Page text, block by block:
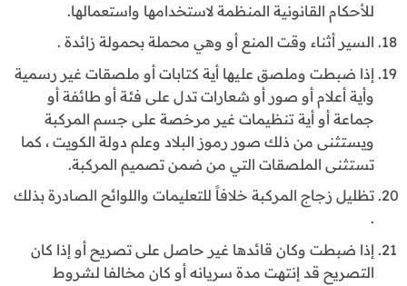
للأحكام القانونية المنظمة لاستخدامها واستعمالها.
السير أثناء وقت المنع أو وهي محملة بحمولة زائدة .
إذا ضبطت وملصق عليها أية كتابات أو ملصقات غير رسمية
وأية أعلام أو صور أو شعارات تدل على فئة أو طائفة أو
جماعة أو أية تنظيمات غير مرخصة على جسم المركبة
ويستثنى من ذلك صور رموز البلاد وعلم دولة الكويت ، كما
تستثنى الملصقات التي من ضمن تصميم المركبة.
تظليل زجاج المركبة خلافاً للتعليمات واللوائح الصادرة بذلك
.
إذا ضبطت وكان قائدها غير حاصل على تصريح أو إذا كان
التصريح قد إنتهت مدة سريانه أو كان مخالفا لشروط